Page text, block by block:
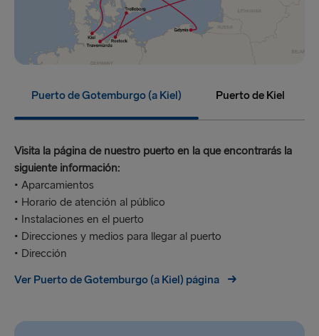
Puerto de Gotemburgo (a Kiel) Puerto de Kiel
Visita la página de nuestro puerto en la que encontrarás la
siguiente información:
• Aparcamientos
• Horario de atención al público
• Instalaciones en el puerto
• Direcciones y medios para llegar al puerto
• Dirección
Ver Puerto de Gotemburgo (a Kiel) página